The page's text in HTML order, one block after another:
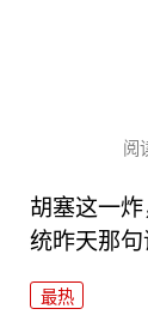
阅
胡塞这一
统昨天那句
最热